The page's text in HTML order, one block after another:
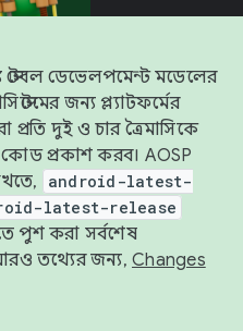
স্টেবল ডেভেলপমেন্ট মডেলের
জন্য প্ল্যাটফর্মের
প্রতি দুই ও চার ত্রৈমাসিকে
প্রকাশ করব। AOSP
android-latest-
latest-release
তে পুশ করা সর্বশেষ
তথ্যের জন্য, Changes